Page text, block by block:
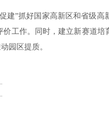
建”抓好国家高新区和省级
价工作。同时，建立新赛道
园区提质。